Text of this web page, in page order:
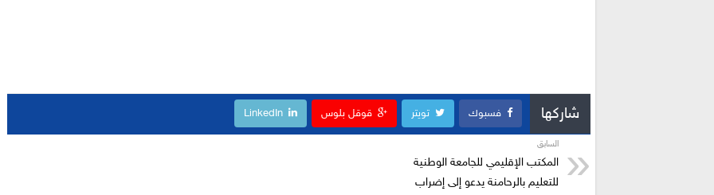
شاركها فسبوك تويتر قوقل بلوس LinkedIn
السابق
المكتب الإقليمي للجامعة الوطنية
للتعليم بالرحامنة يدعو إلى إضراب